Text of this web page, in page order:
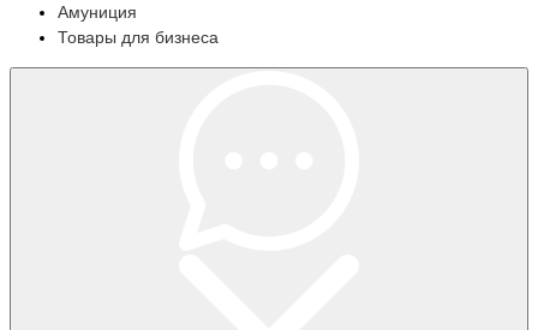
Амуниция
Товары для бизнеса